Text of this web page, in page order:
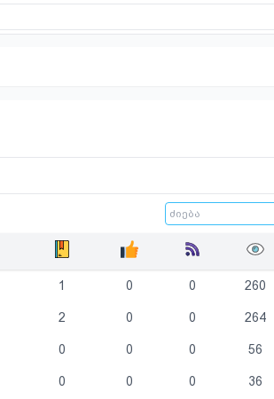
1 0 0 260
2 0 0 264
0 0 0 56
0 0 0 36